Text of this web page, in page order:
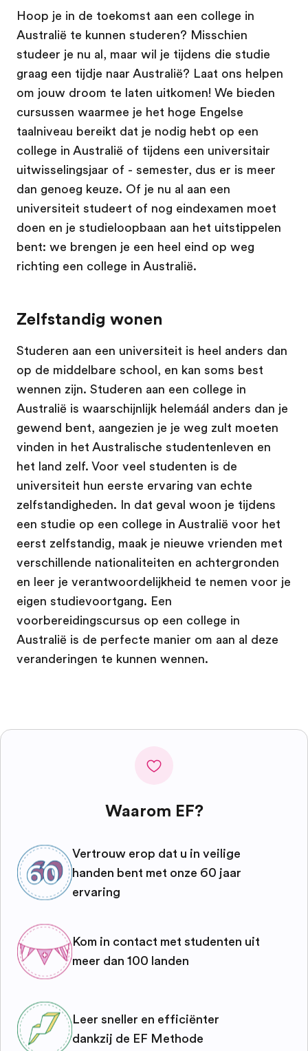
Hoop je in de toekomst aan een college in
Australië te kunnen studeren? Misschien
studeer je nu al, maar wil je tijdens die studie
graag een tijdje naar Australië? Laat ons helpen
om jouw droom te laten uitkomen! We bieden
cursussen waarmee je het hoge Engelse
taalniveau bereikt dat je nodig hebt op een
college in Australië of tijdens een universitair
uitwisselingsjaar of - semester, dus er is meer
dan genoeg keuze. Of je nu al aan een
universiteit studeert of nog eindexamen moet
doen en je studieloopbaan aan het uitstippelen
bent: we brengen je een heel eind op weg
richting een college in Australië.
Zelfstandig wonen
Studeren aan een universiteit is heel anders dan
op de middelbare school, en kan soms best
wennen zijn. Studeren aan een college in
Australië is waarschijnlijk helemáál anders dan je
gewend bent, aangezien je je weg zult moeten
vinden in het Australische studentenleven en
het land zelf. Voor veel studenten is de
universiteit hun eerste ervaring van echte
zelfstandigheden. In dat geval woon je tijdens
een studie op een college in Australië voor het
eerst zelfstandig, maak je nieuwe vrienden met
verschillende nationaliteiten en achtergronden
en leer je verantwoordelijkheid te nemen voor je
eigen studievoortgang. Een
voorbereidingscursus op een college in
Australië is de perfecte manier om aan al deze
veranderingen te kunnen wennen.
Waarom EF?
Vertrouw erop dat u in veilige
handen bent met onze 60 jaar
ervaring
Kom in contact met studenten uit
meer dan 100 landen
Leer sneller en efficiënter
dankzij de EF Methode